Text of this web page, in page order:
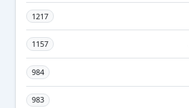
1217
1157
984
983